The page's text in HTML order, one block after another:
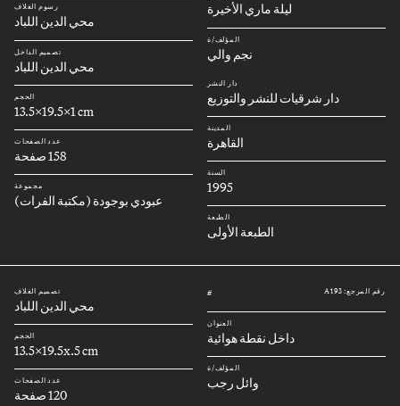
ليلة ماري الأخيرة
المؤلف/ة
نجم والي
دار النشر
دار شرقيات للنشر والتوزيع
المدينة
القاهرة
السنة
1995
الطبعة
الطبعة الأولى
رسوم الغلاف
محي الدين اللباد
تصميم الداخل
محي الدين اللباد
الحجم
13.5x19.5x1 cm
عدد الصفحات
158 صفحة
مجموعة
عبودي بوجودة (مكتبة الفرات)
رقم المرجع: A193 #
العنوان
داخل نقطة هوائية
المؤلف/ة
وائل رجب
تصميم الغلاف
محي الدين اللباد
الحجم
13.5x19.5x.5 cm
عدد الصفحات
120 صفحة